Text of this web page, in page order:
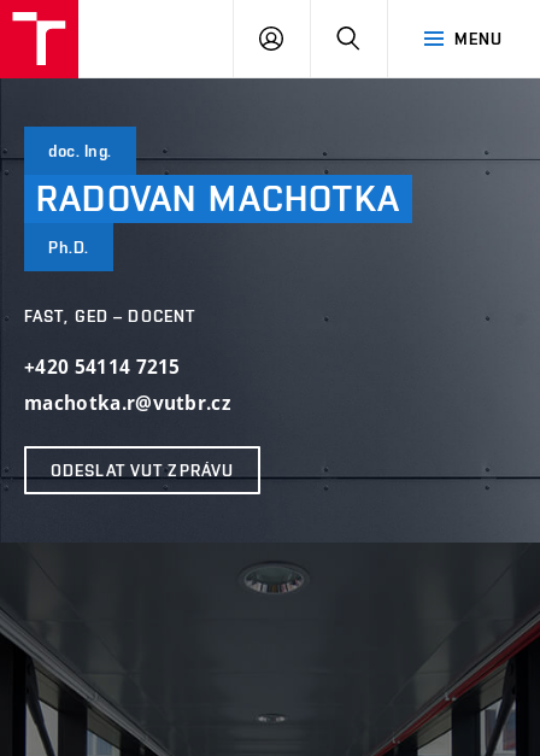
MENU
PŘIHLÁSIT
doc. Ing.
RADOVAN MACHOTKA
Ph.D.
FAST, GED – DOCENT
+420 54114 7215
machotka.r@vutbr.cz
ODESLAT VUT ZPRÁVU